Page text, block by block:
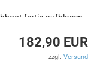
fertig aufblasen.
182,90 EUR
zzgl. Versand